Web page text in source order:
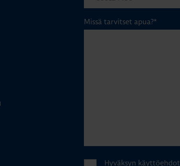
Missä tarvitset apua?*
Hyväksyn käyttöehdot